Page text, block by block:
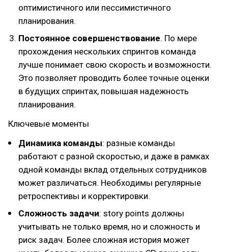
оптимистичного или пессимистичного
планирования.
Постоянное совершенствование. По мере
прохождения нескольких спринтов команда
лучше понимает свою скорость и возможности.
Это позволяет проводить более точные оценки
в будущих спринтах, повышая надежность
планирования.
Ключевые моменты
Динамика команды: разные команды
работают с разной скоростью, и даже в рамках
одной команды вклад отдельных сотрудников
может различаться. Необходимы регулярные
ретроспективы и корректировки.
Сложность задачи: story points должны
учитывать не только время, но и сложность и
риск задач. Более сложная история может